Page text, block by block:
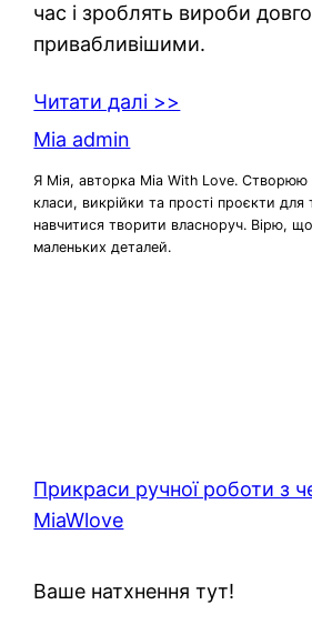
час і зроблять вироби
привабливішими.
Читати далі >>
Mia admin
Я Мія, авторка Mia With Love. Створюю
класи, викрійки та прості проєкти для
навчитися творити власноруч. Вірю,
маленьких деталей.
Прикраси ручної роботи з
MiaWlove
Ваше натхнення тут!